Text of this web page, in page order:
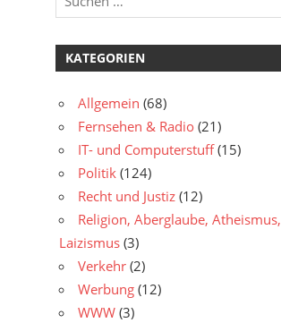
KATEGORIEN
Allgemein (68)
Fernsehen & Radio (21)
IT- und Computerstuff(15)
Politik (124)
Recht und Justiz (12)
Religion, Aberglaube, Atheismus,
Laizismus (3)
Verkehr (2)
Werbung (12)
WWW (3)